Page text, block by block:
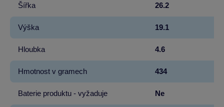
Šířka 26.2
Výška 19.1
Hloubka 4.6
Hmotnost v gramech 434
Baterie produktu - vyžaduje Ne